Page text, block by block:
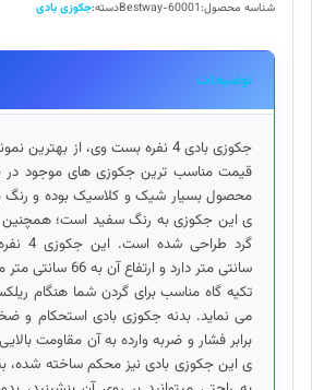
Bestway
عدد
شناسه محصول:Bestway-60001دسته:جکوزی بادی
توضیحات
جکوزی بادی 4 نفره بست وی، از
قیمت مناسب ترین جکوزی های موجود در
محصول بسیار شیک و کلاسیک بوده و رنگ
ی این جکوزی به رنگ سفید است؛ همچنین
سانتی متر دارد و
تکیه گاه مناسب برای گردن شما هنگام
می نماید. بدنه جکوزی بادی استحکام و
برابر فشار و ضربه وارده به آن مقاومت
ی این جکوزی بادی نیز محکم ساخته شده،